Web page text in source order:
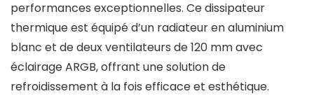
performances exceptionnelles. Ce dissipateur
thermique est équipé d’un radiateur en aluminium
blanc et de deux ventilateurs de 120 mm avec
éclairage ARGB, offrant une solution de
refroidissement à la fois efficace et esthétique.